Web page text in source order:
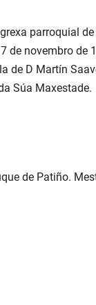
parroquial
de novembro de
de D Martín
Súa Maxestade.
de Patiño.